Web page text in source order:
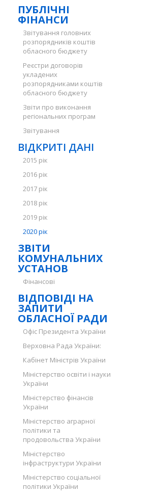
ПУБЛІЧНІ
ФІНАНСИ
Звітування головних
розпорядників коштів
обласного бюджету
Реєстри договорів
укладених
розпорядниками коштів
обласного бюджету
Звіти про виконання
регіональних програм
Звітування
ВІДКРИТІ ДАНІ
2015 рік
2016 рік
2017 рік
2018 рік
2019 рік
2020 рік
ЗВІТИ
КОМУНАЛЬНИХ
УСТАНОВ
Фінансові
ВІДПОВІДІ НА
ЗАПИТИ
ОБЛАСНОЇ РАДИ
Офіс Президента України
Верховна Рада України:
Кабінет Міністрів України
Міністерство освіти і науки
України
Міністерство фінансів
України
Міністерство аграрної
політики та
продовольства України
Міністерство
інфраструктури України
Міністерство соціальної
політики України